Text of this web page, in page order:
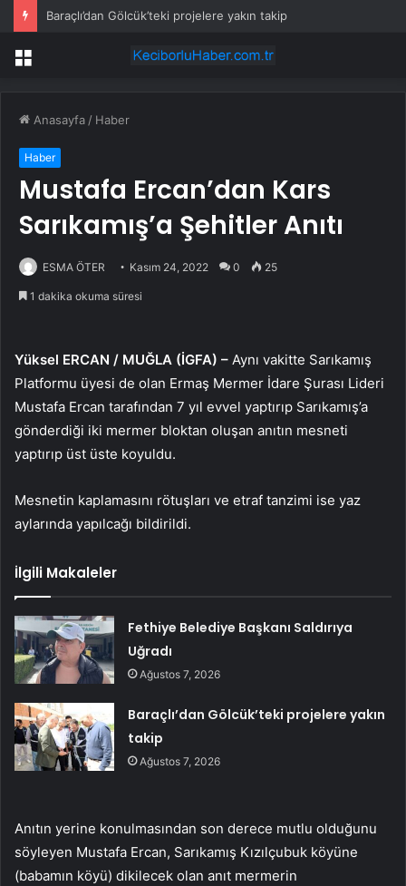
Baraçlı’dan Gölcük’teki projelere yakın takip
Menü
Anasayfa / Haber
Haber
Mustafa Ercan’dan Kars
Sarıkamış’a Şehitler Anıtı
ESMA ÖTER Kasım 24, 2022 0 25
1 dakika okuma süresi
Yüksel ERCAN / MUĞLA (İGFA) – Aynı vakitte Sarıkamış
Platformu üyesi de olan Ermaş Mermer İdare Şurası Lideri
Mustafa Ercan tarafından 7 yıl evvel yaptırıp Sarıkamış’a
gönderdiği iki mermer bloktan oluşan anıtın mesneti
yaptırıp üst üste koyuldu.
Mesnetin kaplamasını rötuşları ve etraf tanzimi ise yaz
aylarında yapılcağı bildirildi.
İlgili Makaleler
Fethiye Belediye Başkanı Saldırıya
Uğradı
Ağustos 7, 2026
Baraçlı’dan Gölcük’teki projelere yakın
takip
Ağustos 7, 2026
Anıtın yerine konulmasından son derece mutlu olduğunu
söyleyen Mustafa Ercan, Sarıkamış Kızılçubuk köyüne
(babamın köyü) dikilecek olan anıt mermerin